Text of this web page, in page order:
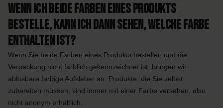
Wenn ich beide Farben eines Produkts
bestelle, kann ich dann sehen, welche Farbe
enthalten ist?
Wenn Sie beide Farben eines Produkts bestellen und die
Verpackung nicht farblich gekennzeichnet ist, bringen wir
ablösbare farbige Aufkleber an. Produkte, die Sie selbst
zubereiten müssen, sind immer mit einer Farbe versehen, also
nicht anonym erhältlich.